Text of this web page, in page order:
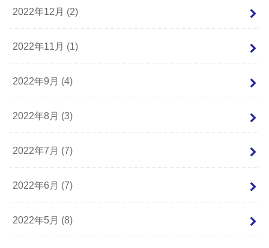
2022年12月 (2)
2022年11月 (1)
2022年9月 (4)
2022年8月 (3)
2022年7月 (7)
2022年6月 (7)
2022年5月 (8)